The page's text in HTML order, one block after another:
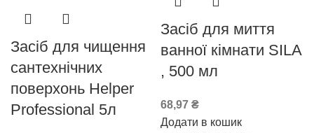
Засіб для чищення
сантехнічних
поверхонь Helper
Professional 5л
Засіб для миття
ванної кімнати SILA
, 500 мл
68,97 ₴
Додати в кошик